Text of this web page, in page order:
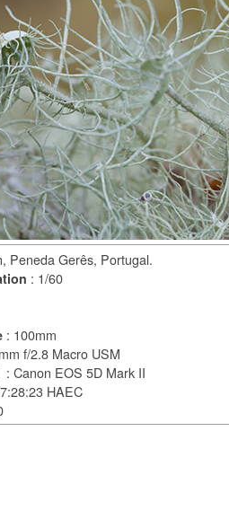
Peneda Gerês, Portugal.
: 1/60
: 100mm
f/2.8 Macro USM
: Canon EOS 5D Mark II
HAEC